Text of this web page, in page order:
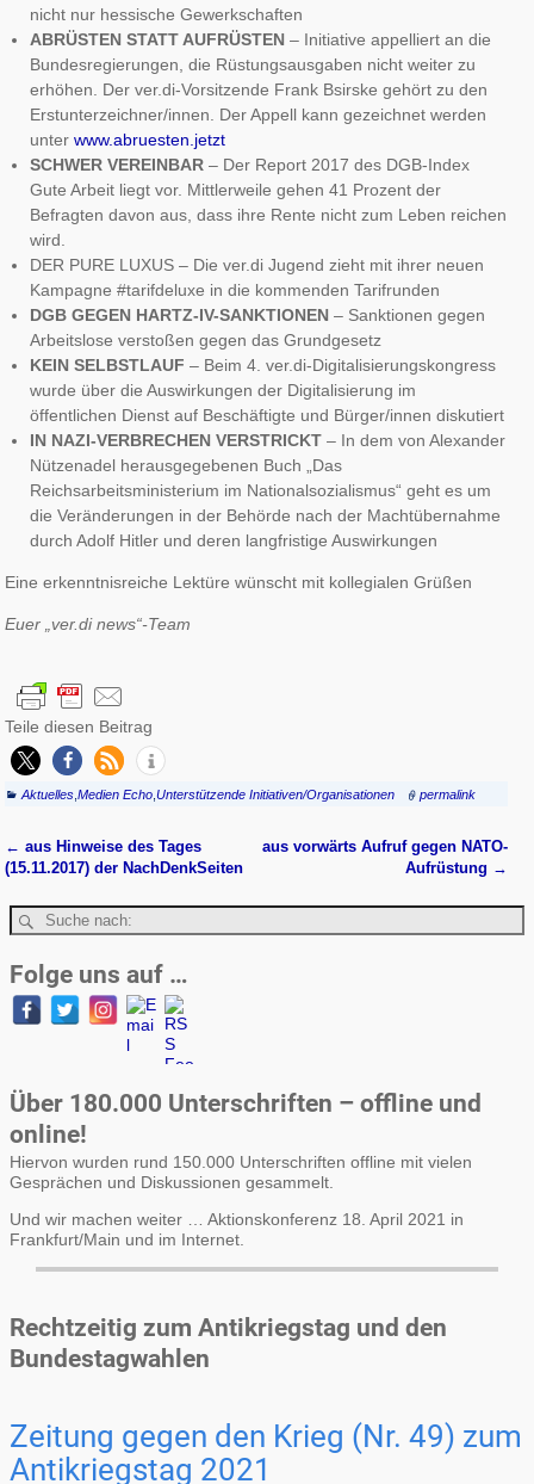
nicht nur hessische Gewerkschaften
ABRÜSTEN STATT AUFRÜSTEN– Initiative appelliert an die
Bundesregierungen, die Rüstungsausgaben nicht weiter zu
erhöhen. Der ver.di-Vorsitzende Frank Bsirske gehört zu den
Erstunterzeichner/innen. Der Appell kann gezeichnet werden
unterwww.abruesten.jetzt
SCHWER VEREINBAR – Der Report 2017 des DGB-Index
Gute Arbeit liegt vor. Mittlerweile gehen 41 Prozent der
Befragten davon aus, dass ihre Rente nicht zum Leben reichen
wird.
DER PURE LUXUS – Die ver.di Jugend zieht mit ihrer neuen
Kampagne #tarifdeluxe in die kommenden Tarifrunden
DGB GEGEN HARTZ-IV-SANKTIONEN – Sanktionen gegen
Arbeitslose verstoßen gegen das Grundgesetz
KEIN SELBSTLAUF – Beim 4. ver.di-Digitalisierungskongress
wurde über die Auswirkungen der Digitalisierung im
öffentlichen Dienst auf Beschäftigte und Bürger/innen diskutiert
IN NAZI-VERBRECHEN VERSTRICKT – In dem von Alexander
Nützenadel herausgegebenen Buch „Das
Reichsarbeitsministerium im Nationalsozialismus“ geht es um
die Veränderungen in der Behörde nach der Machtübernahme
durch Adolf Hitler und deren langfristige Auswirkungen
Eine erkenntnisreiche Lektüre wünscht mit kollegialen Grüßen
Euer „ver.di news“-Team
Teile diesen Beitrag
Aktuelles ,Medien Echo ,Unterstützende Initiativen/Organisationen permalink
Artikelnavigation
← aus Hinweise des Tages
(15.11.2017) der NachDenkSeiten
aus vorwärts Aufruf gegen NATO-
Aufrüstung →
Folge uns auf …
Über 180.000 Unterschriften – offline und
online!
Hiervon wurden rund 150.000 Unterschriften offline mit vielen
Gesprächen und Diskussionen gesammelt.
Und wir machen weiter … Aktionskonferenz 18. April 2021 in
Frankfurt/Main und im Internet.
Rechtzeitig zum Antikriegstag und den
Bundestagwahlen
Zeitung gegen den Krieg (Nr. 49) zum
Antikriegstag 2021